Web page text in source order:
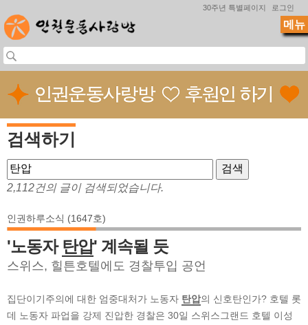
30주년 특별페이지 로그인
검색하기
2,112건의 글이 검색되었습니다.
인권하루소식 (1647호)
'노동자 탄압' 계속될 듯
스위스, 힐튼호텔에도 경찰투입 공언
집단이기주의에 대한 엄중대처가 노동자 탄압의 신호탄인가? 호텔 롯
데 노동자 파업을 강제 진압한 경찰은 30일 스위스그랜드 호텔 이성
메뉴